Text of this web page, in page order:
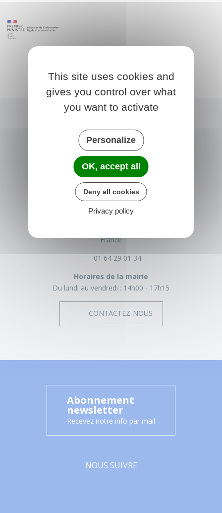
NONVILLE
France
01 64 29 01 34
Horaires de la mairie
Du lundi au vendredi : 14h00 - 17h15
CONTACTEZ-NOUS
Abonnement
newsletter
Recevez notre info par mail
NOUS SUIVRE
This site uses cookies and
gives you control over what
you want to activate
Personalize
OK, accept all
Deny all cookies
Privacy policy